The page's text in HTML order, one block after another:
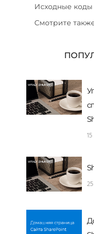
Исходные коды
Смотрите